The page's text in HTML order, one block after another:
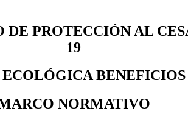
PROTECCIÓN AL
19
NORMATIVO